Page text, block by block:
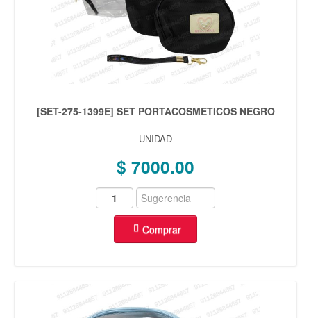
[SET-275-1399E] SET PORTACOSMETICOS NEGRO
UNIDAD
$ 7000.00
Comprar